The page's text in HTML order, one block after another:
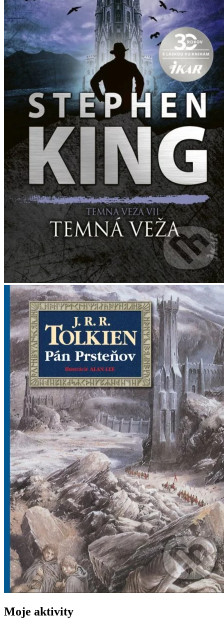
Moje aktivity